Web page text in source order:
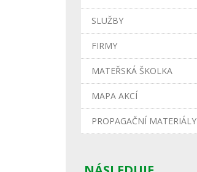
SLUŽBY
FIRMY
MATEŘSKÁ ŠKOLKA
MAPA AKCÍ
PROPAGAČNÍ MATERIÁLY